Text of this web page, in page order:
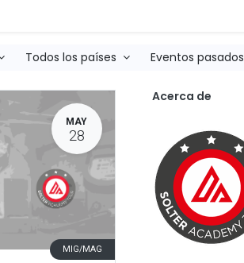
Todos los países Eventos pasados
MAY
28
MIG/MAG
Acerca de